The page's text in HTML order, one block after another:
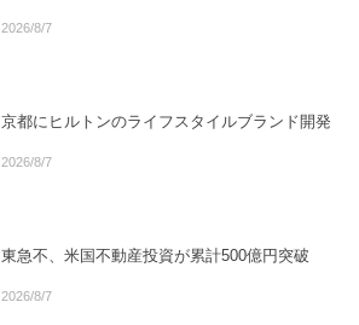
2026/8/7
京都にヒルトンのライフスタイルブランド開発
2026/8/7
東急不、米国不動産投資が累計500億円突破
2026/8/7